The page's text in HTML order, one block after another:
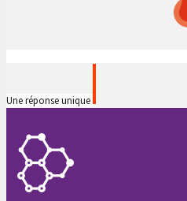
Une réponse unique